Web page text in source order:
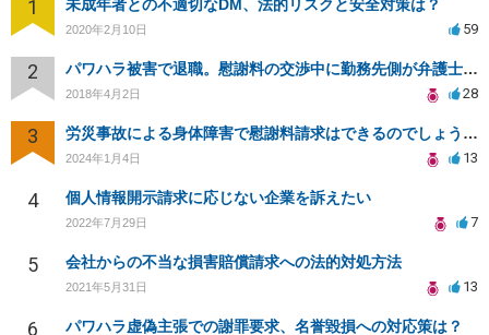
1 未成年者との不適切なDM、法的リスクと安全対策は？
2020年2月10日 59
2 パワハラ被害で退職。慰謝料の交渉中に勤務先側が弁護士を立ててきました
2018年4月2日 28
3 労災事故による身体障害で慰謝料請求はできるのでしょうか？
2024年1月4日 13
4 個人情報開示請求に応じない企業を訴えたい
2022年7月29日 7
5 会社からの不当な損害賠償請求への法的対処方法
2021年5月31日 13
6 パワハラ虚偽主張での謝罪要求、名誉毀損への対応策は？